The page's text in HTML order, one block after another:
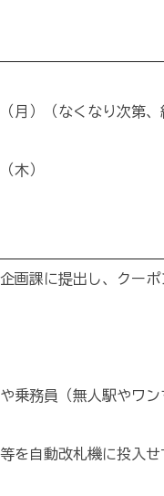
月）（なくなり次第、
木）
画課に提出し、クー
務員（無人駅やワン
自動改札機に投入せ